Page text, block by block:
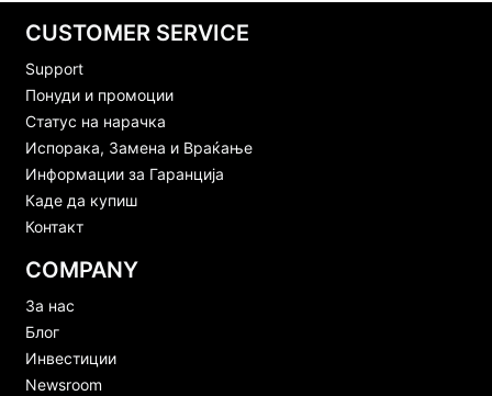
CUSTOMER SERVICE
Support
Понуди и промоции
Статус на нарачка
Испорака, Замена и Враќање
Информации за Гаранција
Каде да купиш
Контакт
COMPANY
За нас
Блог
Инвестиции
Newsroom